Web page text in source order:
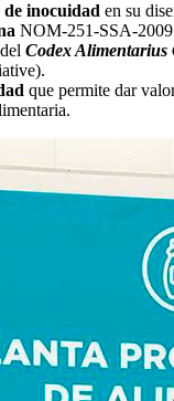
de inocuidad en su
NOM-251-SSA-
Codex Alimentarius
que permite dar